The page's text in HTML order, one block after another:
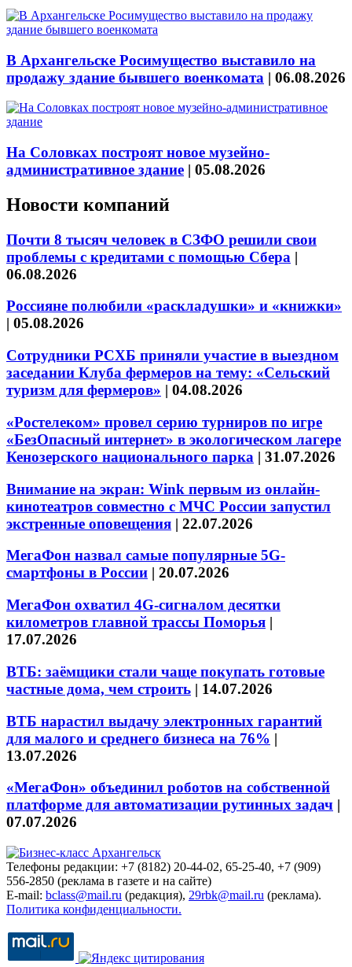
В Архангельске Росимущество выставило на
продажу здание бывшего военкомата | 06.08.2026
На Соловках построят новое музейно-
административное здание | 05.08.2026
Новости компаний
Почти 8 тысяч человек в СЗФО решили свои
проблемы с кредитами с помощью Сбера |
06.08.2026
Россияне полюбили «раскладушки» и «книжки»
| 05.08.2026
Сотрудники РСХБ приняли участие в выездном
заседании Клуба фермеров на тему: «Сельский
туризм для фермеров» | 04.08.2026
«Ростелеком» провел серию турниров по игре
«БезОпасный интернет» в экологическом лагере
Кенозерского национального парка | 31.07.2026
Внимание на экран: Wink первым из онлайн-
кинотеатров совместно с МЧС России запустил
экстренные оповещения | 22.07.2026
МегаФон назвал самые популярные 5G-
смартфоны в России | 20.07.2026
МегаФон охватил 4G-сигналом десятки
километров главной трассы Поморья |
17.07.2026
ВТБ: заёмщики стали чаще покупать готовые
частные дома, чем строить | 14.07.2026
ВТБ нарастил выдачу электронных гарантий
для малого и среднего бизнеса на 76% |
13.07.2026
«МегаФон» объединил роботов на собственной
платформе для автоматизации рутинных задач |
07.07.2026
Телефоны редакции: +7 (8182) 20-44-02, 65-25-40, +7 (909)
556-2850 (реклама в газете и на сайте)
E-mail: bclass@mail.ru (редакция), 29rbk@mail.ru (реклама).
Политика конфиденциальности.